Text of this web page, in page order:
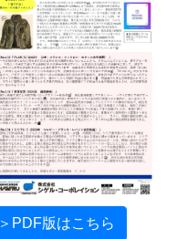
＞PDF版はこちら